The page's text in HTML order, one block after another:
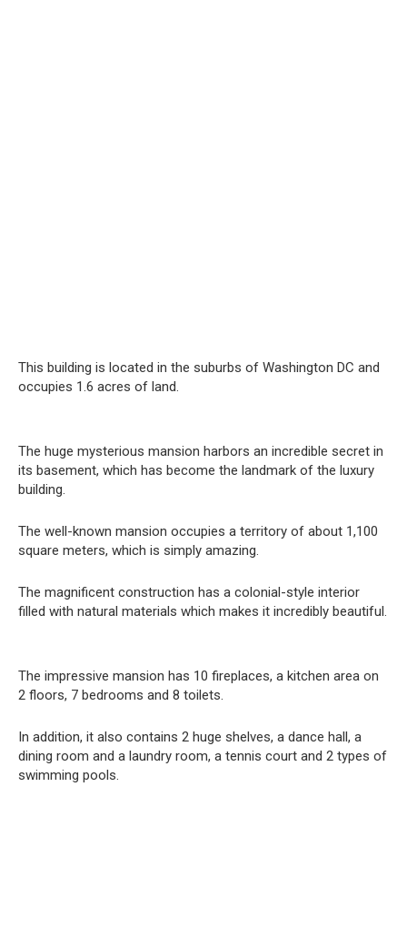
This building is located in the suburbs of Washington DC and
occupies 1.6 acres of land.
The huge mysterious mansion harbors an incredible secret in
its basement, which has become the landmark of the luxury
building.
The well-known mansion occupies a territory of about 1,100
square meters, which is simply amazing.
The magnificent construction has a colonial-style interior
filled with natural materials which makes it incredibly beautiful.
The impressive mansion has 10 fireplaces, a kitchen area on
2 floors, 7 bedrooms and 8 toilets.
In addition, it also contains 2 huge shelves, a dance hall, a
dining room and a laundry room, a tennis court and 2 types of
swimming pools.